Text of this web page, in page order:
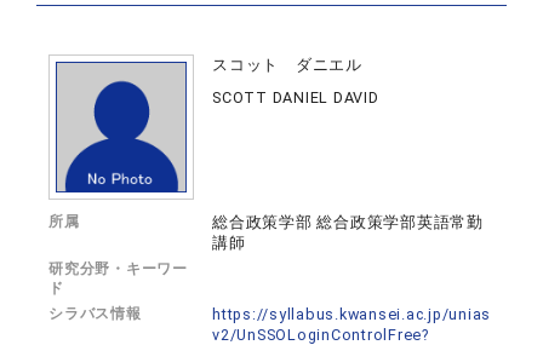
スコット ダニエル
SCOTT DANIEL DAVID
所属
総合政策学部 総合政策学部英語常勤
講師
研究分野・キーワー
ド
シラバス情報
https://syllabus.kwansei.ac.jp/unias
v2/UnSSOLoginControlFree?